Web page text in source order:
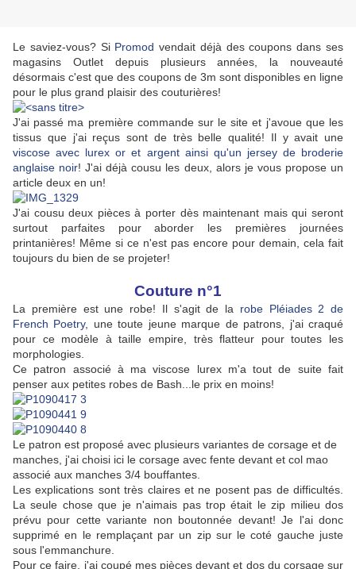
Le saviez-vous? Si Promod vendait déjà des coupons dans ses
magasins Outlet depuis plusieurs années, la nouveauté
désormais c'est que des coupons de 3m sont disponibles en ligne
pour le plus grand plaisir des couturières!
J'ai passé ma première commande sur le site et j'avoue que les
tissus que j'ai reçus sont de très belle qualité! Il y avait une
viscose avec lurex or et argent ainsi qu'un jersey de broderie
anglaise noir! J'ai déjà cousu les deux, alors je vous propose un
article deux en un!
J'ai cousu deux pièces à porter dès maintenant mais qui seront
surtout parfaites pour aborder les premières journées
printanières! Même si ce n'est pas encore pour demain, cela fait
toujours du bien de se projeter!
Couture n°1
La première est une robe! Il s'agit de la robe Pléiades 2 de
French Poetry, une toute jeune marque de patrons, j'ai craqué
pour ce modèle à taille empire, très flatteur pour toutes les
morphologies.
Ce patron associé à ma viscose lurex m'a tout de suite fait
penser aux petites robes de Bash...le prix en moins!
Le patron est proposé avec plusieurs variantes de corsage et de
manches, j'ai choisi ici le corsage avec fente devant et col mao
associé aux manches 3/4 bouffantes.
Les explications sont très claires et ne posent pas de difficultés.
La seule chose que je n'aimais pas trop était le zip milieu dos
prévu pour cette variante non boutonnée devant! Je l'ai donc
supprimé en le remplaçant par un zip sur le coté gauche juste
sous l'emmanchure.
Pour ce faire, j'ai coupé mes pièces devant et dos du corsage sur